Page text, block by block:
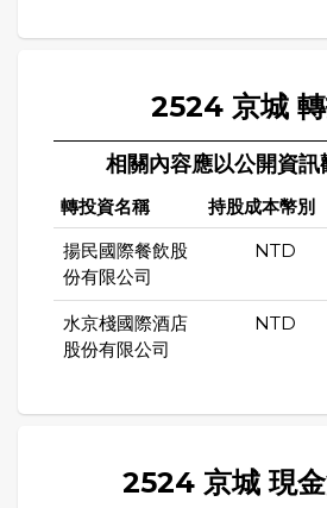
2524 京城
相關內容應以公開資訊
轉投資名稱 持股成本幣別
揚民國際餐飲股
份有限公司
NTD
水京棧國際酒店
股份有限公司
NTD
2524 京城 現